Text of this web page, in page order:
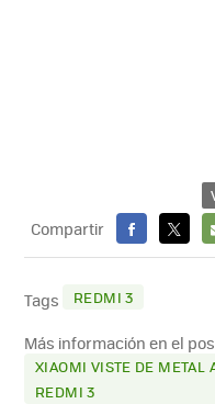
Compartir
FACEBOOK
X
Tags REDMI 3
Más información en el
XIAOMI VISTE DE METAL
REDMI 3